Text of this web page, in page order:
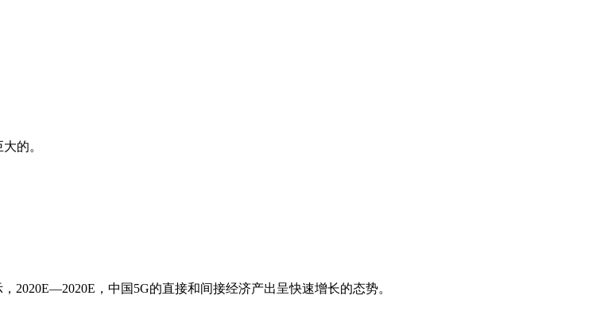
的。
，中国5G的直接和间接经济产出呈快速增长的态势。